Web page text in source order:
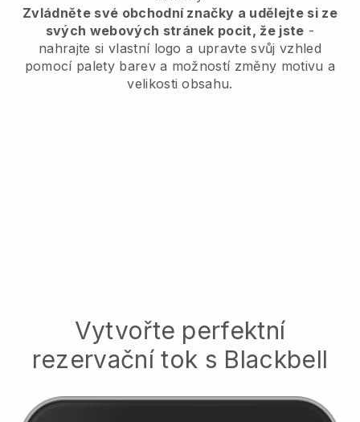
Zvládněte své obchodní značky a udělejte si ze
svých webových stránek pocit, že jste -
nahrajte si vlastní logo a upravte svůj vzhled
pomocí palety barev a možností změny motivu a
velikosti obsahu.
Vytvořte perfektní
rezervační tok s Blackbell